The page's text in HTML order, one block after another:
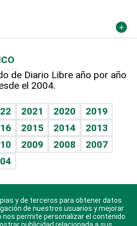
de Diario Libre año por año
el 2004.
2021 2020
2019
2015 2014
2013
2009 2008
2007
para Android, iOS y
Huawei.
y de terceros para obtener datos
de nuestros usuarios y mejorar
permite personalizar el contenido